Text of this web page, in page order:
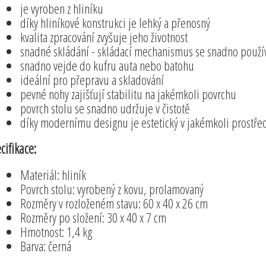
je vyroben z hliníku
díky hliníkové konstrukci je lehký a přenosný
kvalita zpracování zvyšuje jeho životnost
snadné skládání - skládací mechanismus se snadno
snadno vejde do kufru auta nebo batohu
ideální pro přepravu a skladování
pevné nohy zajišťují stabilitu na jakémkoli povrchu
povrch stolu se snadno udržuje v čistotě
díky modernímu designu je estetický v jakémkoli
Materiál: hliník
Povrch stolu: vyrobený z kovu, prolamovaný
Rozměry v rozloženém stavu: 60 x 40 x 26 cm
Rozměry po složení: 30 x 40 x 7 cm
Hmotnost: 1,4 kg
Barva: černá